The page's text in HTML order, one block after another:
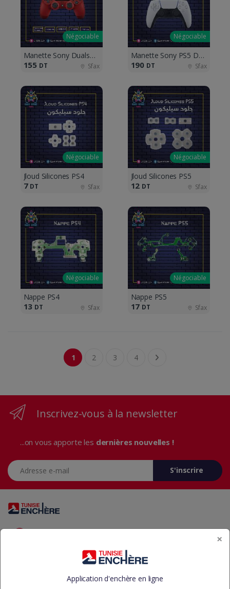
Négociable
Manette Sony Dualshock 4 PS4
155 DT Sfax
Négociable
Manette Sony PS5 Dual Sense Blanc
190 DT Sfax
Négociable
Jloud Silicones PS4
7 DT Sfax
Négociable
Jloud Silicones PS5
12 DT Sfax
Négociable
Nappe PS4
13 DT Sfax
Négociable
Nappe PS5
17 DT Sfax
1 2 3 4
Inscrivez-vous à la newsletter
...on vous apporte les dernières nouvelles !
Adresse e-mail
S'inscrire
Vous avez des questions? Appelez-nous 24/7!
×
Application d'enchère en ligne